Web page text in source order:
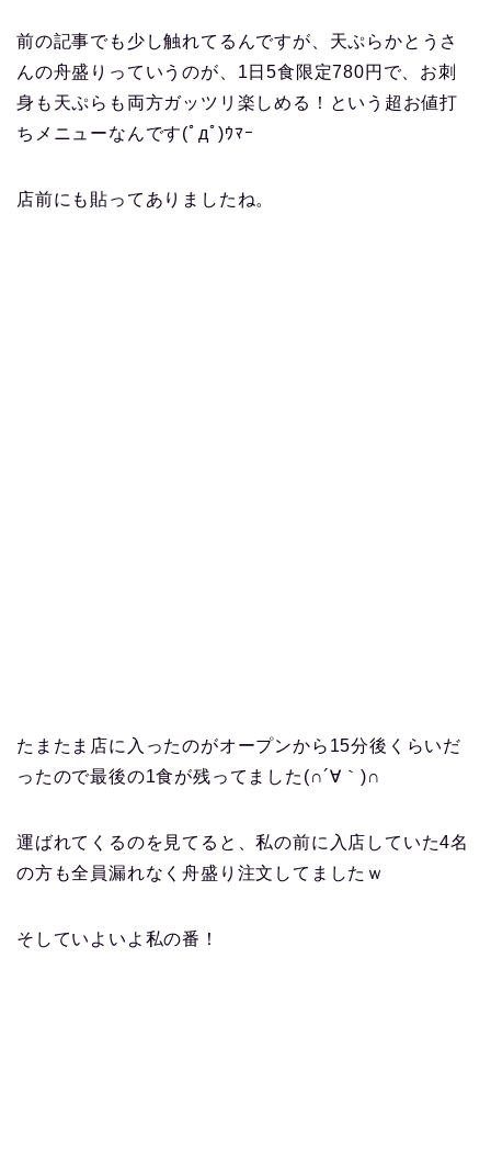
前の記事でも少し触れてるんですが、天ぷらかとうさ
んの舟盛りっていうのが、1日5食限定780円で、お刺
身も天ぷらも両方ガッツリ楽しめる！という超お値打
ちメニューなんです(ﾟдﾟ)ｳﾏｰ
店前にも貼ってありましたね。
たまたま店に入ったのがオープンから15分後くらいだ
ったので最後の1食が残ってました(∩´∀｀)∩
運ばれてくるのを見てると、私の前に入店していた4名
の方も全員漏れなく舟盛り注文してましたｗ
そしていよいよ私の番！